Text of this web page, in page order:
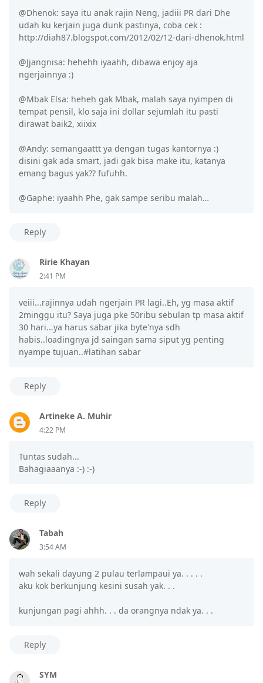
@Dhenok: saya itu anak rajin Neng, jadiii PR dari Dhe
udah ku kerjain juga dunk pastinya, coba cek :
http://diah87.blogspot.com/2012/02/12-dari-dhenok.html
@Jjangnisa: hehehh iyaahh, dibawa enjoy aja
ngerjainnya :)
@Mbak Elsa: heheh gak Mbak, malah saya nyimpen di
tempat pensil, klo saja ini dollar sejumlah itu pasti
dirawat baik2, xiixix
@Andy: semangaattt ya dengan tugas kantornya :)
disini gak ada smart, jadi gak bisa make itu, katanya
emang bagus yak?? fufuhh.
@Gaphe: iyaahh Phe, gak sampe seribu malah…
Reply
Ririe Khayan
2:41 PM
veiii...rajinnya udah ngerjain PR lagi..Eh, yg masa aktif
2minggu itu? Saya juga pke 50ribu sebulan tp masa aktif
30 hari...ya harus sabar jika byte'nya sdh
habis..loadingnya jd saingan sama siput yg penting
nyampe tujuan..#latihan sabar
Reply
Artineke A. Muhir
4:22 PM
Tuntas sudah...
Bahagiaaanya :-) :-)
Reply
Tabah
3:54 AM
wah sekali dayung 2 pulau terlampaui ya. . . . .
aku kok berkunjung kesini susah yak. . .
kunjungan pagi ahhh. . . da orangnya ndak ya. . .
Reply
SYM